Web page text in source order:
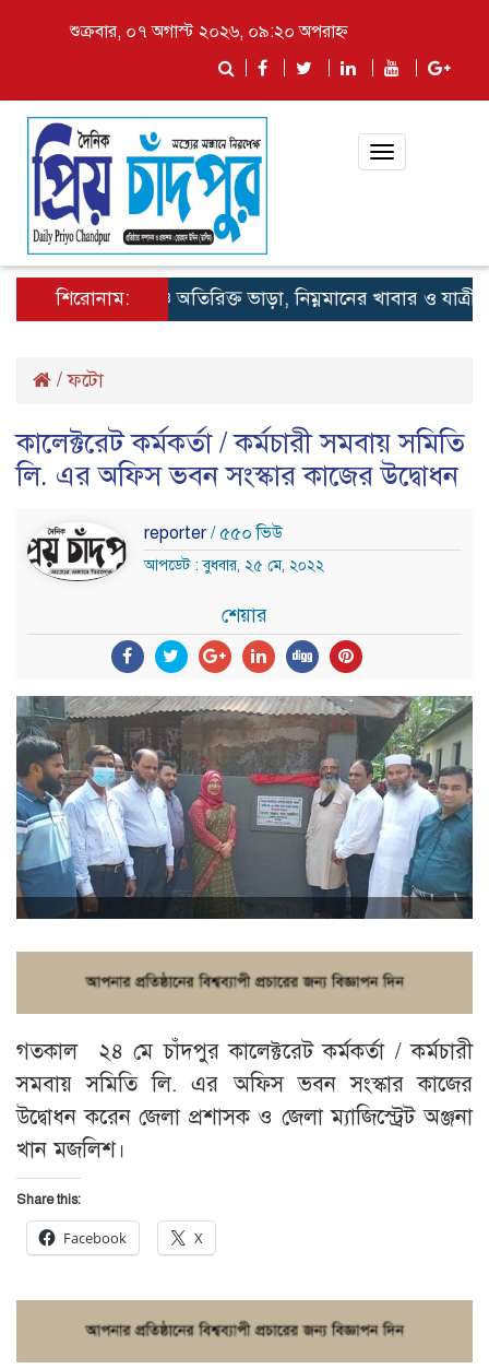
শুক্রবার, ০৭ অগাস্ট ২০২৬, ০৯:২০ অপরাহ্ন
Toggle
শিরোনাম:লঞ্চে অতিরিক্ত ভাড়া, নিম্নমানের খাবার ও যাত্রী
/ফটো
কালেক্টরেট কর্মকর্তা / কর্মচারী সমবায় সমিতি
লি. এর অফিস ভবন সংস্কার কাজের উদ্বোধন
reporter / ৫৫০ ভিউ
আপডেট : বুধবার, ২৫ মে, ২০২২
শেয়ার
গতকাল ২৪ মে চাঁদপুর কালেক্টরেট কর্মকর্তা / কর্মচারী
সমবায় সমিতি লি. এর অফিস ভবন সংস্কার কাজের
উদ্বোধন করেন জেলা প্রশাসক ও জেলা ম্যাজিস্ট্রেট অঞ্জনা
খান মজলিশ।
Share this:
Facebook X